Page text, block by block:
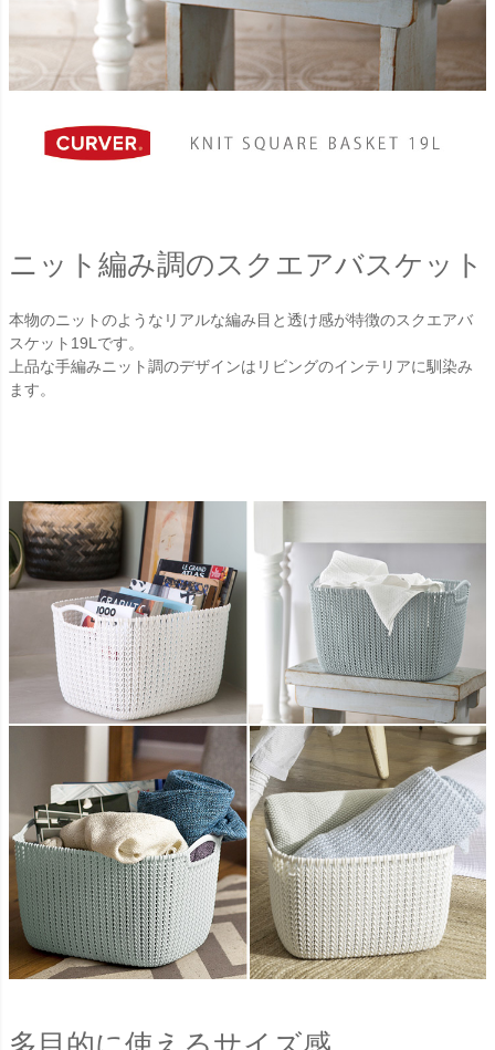
ニット編み調のスクエアバスケット
本物のニットのようなリアルな編み目と透け感が特徴のスクエアバ
スケット19Lです。
上品な手編みニット調のデザインはリビングのインテリアに馴染み
ます。